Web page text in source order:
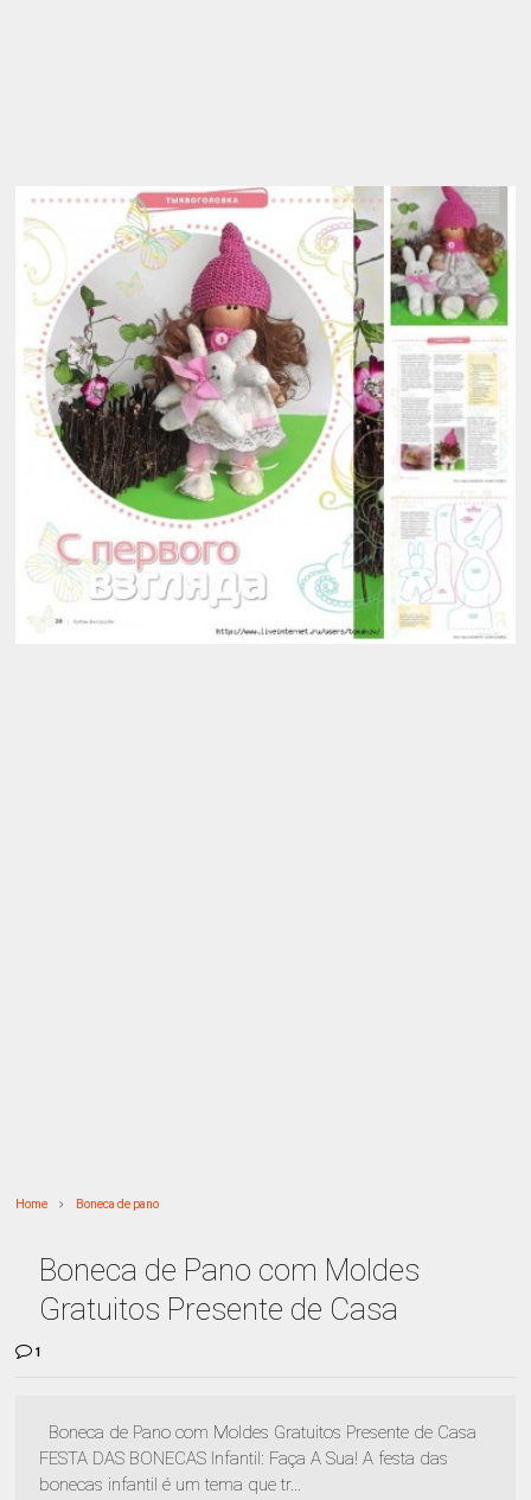
Home Boneca de pano
Boneca de Pano com Moldes
Gratuitos Presente de Casa
1
Boneca de Pano com Moldes Gratuitos Presente de Casa
FESTA DAS BONECAS Infantil: Faça A Sua! A festa das
bonecas infantil é um tema que tr...